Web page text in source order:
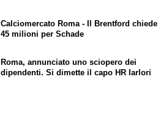
Calciomercato Roma - Il Brentford chiede
45 milioni per Schade
Roma, annunciato uno sciopero dei
dipendenti. Si dimette il capo HR Iarlori